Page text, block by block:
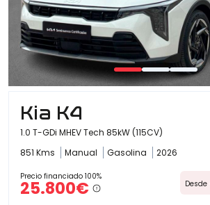
Año
Kilómetros
Combustible
(Elige una o varias opciones)
Kia K4
1.0 T-GDi MHEV Tech 85kW (115CV)
851 Kms
Manual Gasolina 2026
Precio financiado 100%
25.800€ Desde